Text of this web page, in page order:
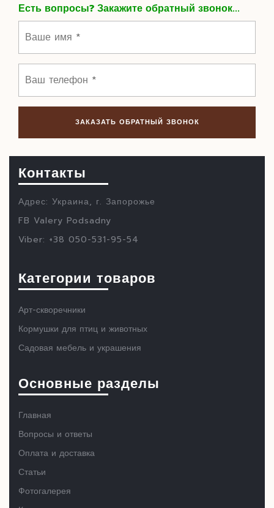
Есть вопросы? Закажите обратный звонок...
Контакты
Адрес: Украина, г. Запорожье
FB Valery Podsadny
Viber: +38 050-531-95-54
Категории товаров
Арт-скворечники
Кормушки для птиц и животных
Садовая мебель и украшения
Основные разделы
Главная
Вопросы и ответы
Оплата и доставка
Статьи
Фотогалерея